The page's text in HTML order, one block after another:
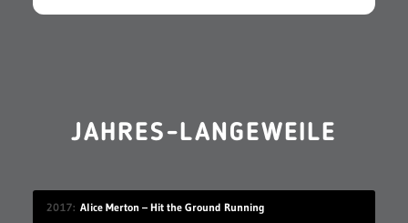
JAHRES-LANGEWEILE
2017 Alice Merton – Hit the Ground Running